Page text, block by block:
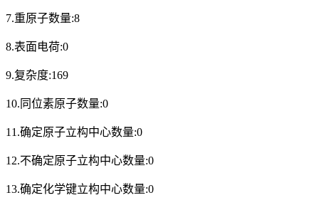
7.重原子数量:8
8.表面电荷:0
9.复杂度:169
10.同位素原子数量:0
11.确定原子立构中心数量:0
12.不确定原子立构中心数量:0
13.确定化学键立构中心数量:0